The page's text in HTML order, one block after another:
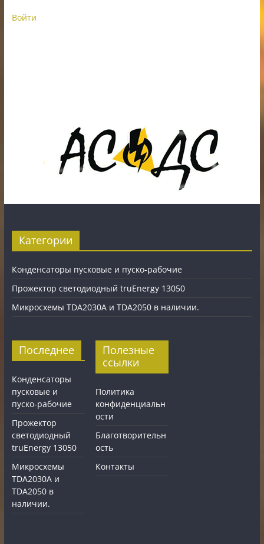
Войти
Категории
Конденсаторы пусковые и пуско-рабочие
Прожектор светодиодный truEnergy 13050
Микросхемы TDA2030A и TDA2050 в наличии.
Последнее
Конденсаторы
пусковые и
пуско-рабочие
Прожектор
светодиодный
truEnergy 13050
Микросхемы
TDA2030A и
TDA2050 в
наличии.
Полезные
ссылки
Политика
конфиденциальн
ости
Благотворительн
ость
Контакты